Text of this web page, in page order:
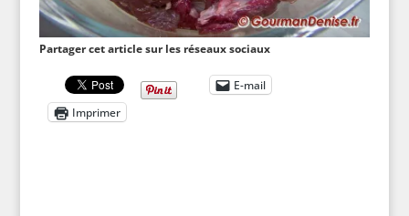
Partager cet article sur les réseaux sociaux
E-mail
Imprimer